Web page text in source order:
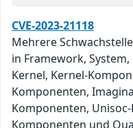
CVE-2023-21118
Mehrere
in Framework,
Kernel, Kernel-
Komponenten,
Komponenten,
Komponenten und